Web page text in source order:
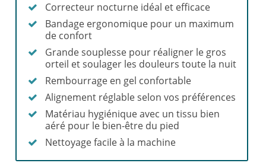
Correcteur nocturne idéal et efficace
Bandage ergonomique pour un maximum
de confort
Grande souplesse pour réaligner le gros
orteil et soulager les douleurs toute la nuit
Rembourrage en gel confortable
Alignement réglable selon vos préférences
Matériau hygiénique avec un tissu bien
aéré pour le bien-être du pied
Nettoyage facile à la machine